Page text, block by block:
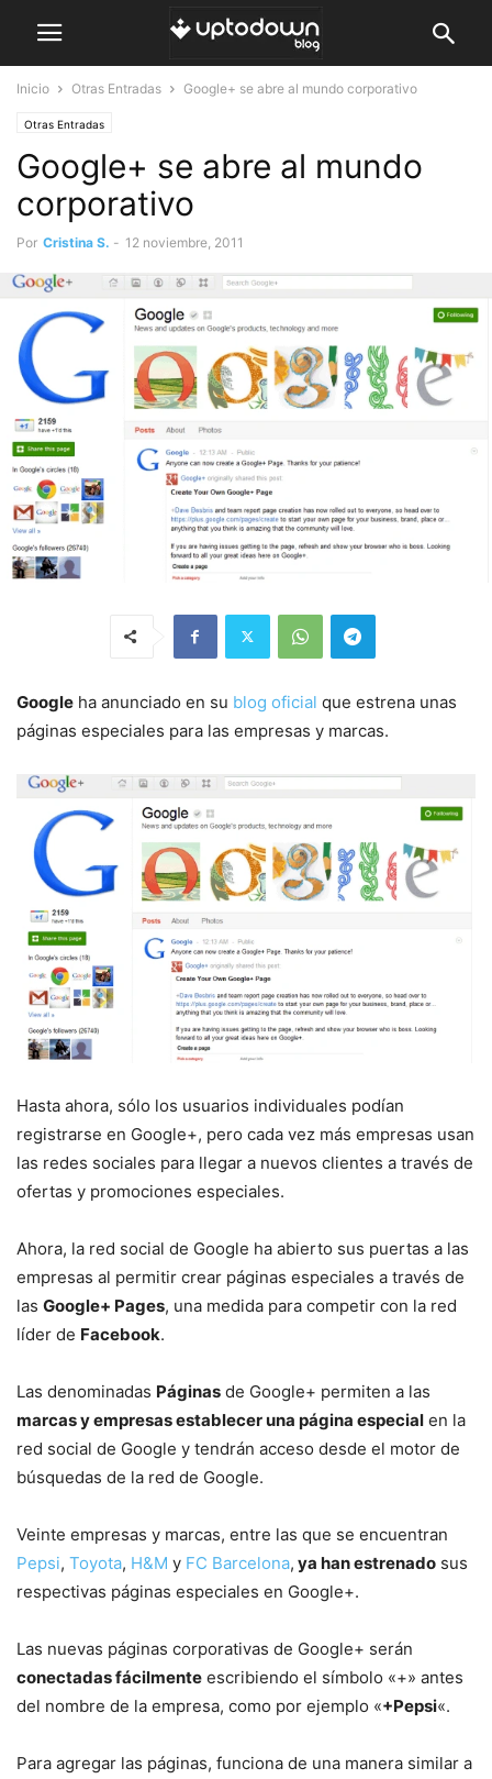
Inicio Otras Entradas Google+ se abre al mundo corporativo
Otras Entradas
Google+ se abre al mundo
corporativo
Por Cristina S. - 12 noviembre, 2011
Google ha anunciado en su blog oficial que estrena unas
páginas especiales para las empresas y marcas.
Hasta ahora, sólo los usuarios individuales podían
registrarse en Google+, pero cada vez más empresas usan
las redes sociales para llegar a nuevos clientes a través de
ofertas y promociones especiales.
Ahora, la red social de Google ha abierto sus puertas a las
empresas al permitir crear páginas especiales a través de
las Google+ Pages, una medida para competir con la red
líder de Facebook.
Las denominadas Páginas de Google+ permiten a las
marcas y empresas establecer una página especial en la
red social de Google y tendrán acceso desde el motor de
búsquedas de la red de Google.
Veinte empresas y marcas, entre las que se encuentran
Pepsi, Toyota, H&M y FC Barcelona, ya han estrenado sus
respectivas páginas especiales en Google+.
Las nuevas páginas corporativas de Google+ serán
conectadas fácilmente escribiendo el símbolo «+» antes
del nombre de la empresa, como por ejemplo «+Pepsi«.
Para agregar las páginas, funciona de una manera similar a